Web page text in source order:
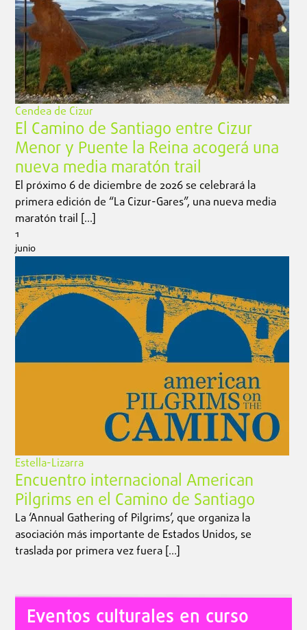
Cendea de Cizur
El Camino de Santiago entre Cizur
Menor y Puente la Reina acogerá una
nueva media maratón trail
El próximo 6 de diciembre de 2026 se celebrará la
primera edición de “La Cizur-Gares”, una nueva media
maratón trail […]
1
junio
Estella-Lizarra
Encuentro internacional American
Pilgrims en el Camino de Santiago
La ‘Annual Gathering of Pilgrims’, que organiza la
asociación más importante de Estados Unidos, se
traslada por primera vez fuera […]
Eventos culturales en curso